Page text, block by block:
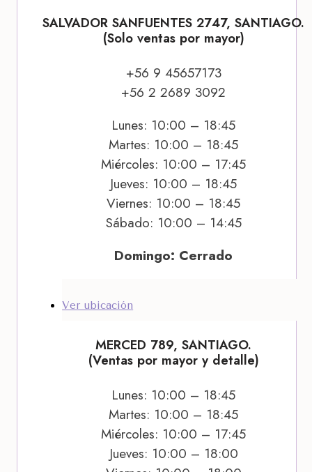
SALVADOR SANFUENTES 2747, SANTIAGO.
(Solo ventas por mayor)
+56 9 45657173
+56 2 2689 3092
Lunes: 10:00 – 18:45
Martes: 10:00 – 18:45
Miércoles: 10:00 – 17:45
Jueves: 10:00 – 18:45
Viernes: 10:00 – 18:45
Sábado: 10:00 – 14:45
Domingo: Cerrado
Ver ubicación
MERCED 789, SANTIAGO.
(Ventas por mayor y detalle)
Lunes: 10:00 – 18:45
Martes: 10:00 – 18:45
Miércoles: 10:00 – 17:45
Jueves: 10:00 – 18:00